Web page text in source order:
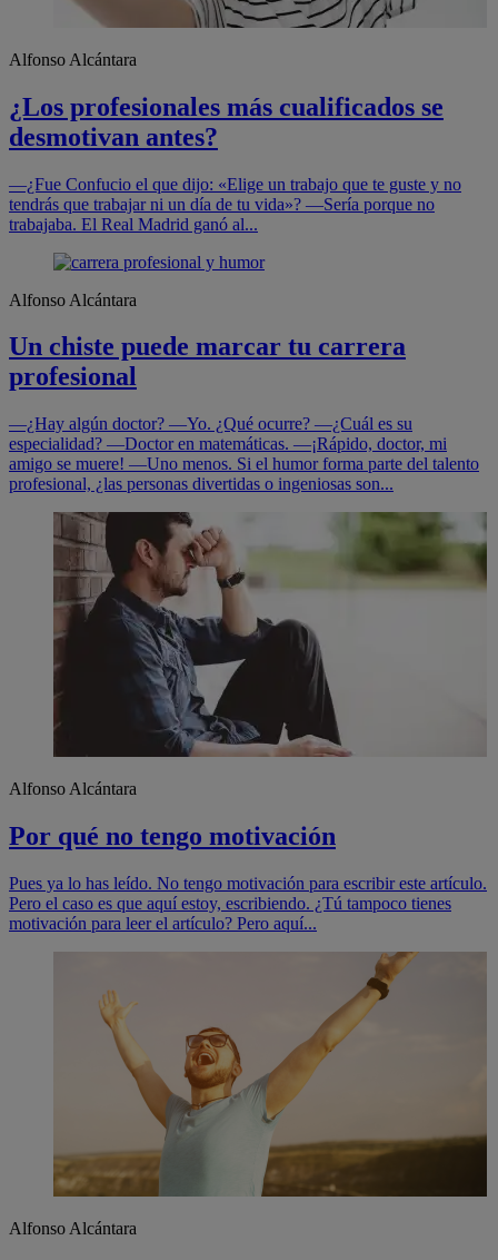
Alfonso Alcántara
¿Los profesionales más cualificados se
desmotivan antes?
—¿Fue Confucio el que dijo: «Elige un trabajo que te guste y no
tendrás que trabajar ni un día de tu vida»? —Sería porque no
trabajaba. El Real Madrid ganó al...
Alfonso Alcántara
Un chiste puede marcar tu carrera
profesional
—¿Hay algún doctor? —Yo. ¿Qué ocurre? —¿Cuál es su
especialidad? —Doctor en matemáticas. —¡Rápido, doctor, mi
amigo se muere! —Uno menos. Si el humor forma parte del talento
profesional, ¿las personas divertidas o ingeniosas son...
Alfonso Alcántara
Por qué no tengo motivación
Pues ya lo has leído. No tengo motivación para escribir este artículo.
Pero el caso es que aquí estoy, escribiendo. ¿Tú tampoco tienes
motivación para leer el artículo? Pero aquí...
Alfonso Alcántara